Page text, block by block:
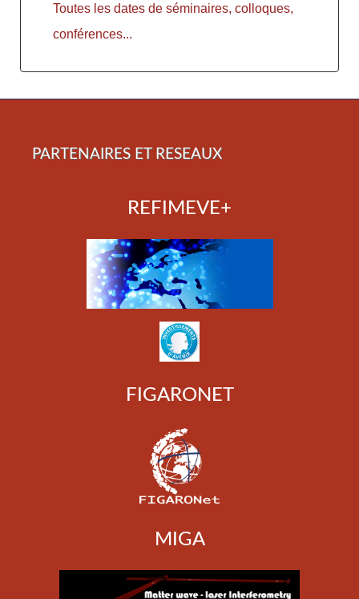
Toutes les dates de séminaires, colloques,
conférences...
PARTENAIRES ET RESEAUX
REFIMEVE+
FIGARONET
MIGA